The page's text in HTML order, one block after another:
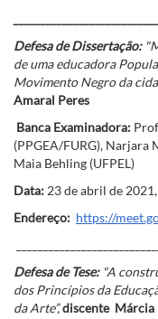
Defesa de Dissertação:
de uma educadora
Movimento Negro da
Amaral Peres
Banca Examinadora:
(PPGEA/FURG), Narjara
Maia Behling (UFPEL)
Data: 23 de abril de
Endereço: https://
Defesa de Tese: "A
dos Princípios da
da Arte”,discente Márcia